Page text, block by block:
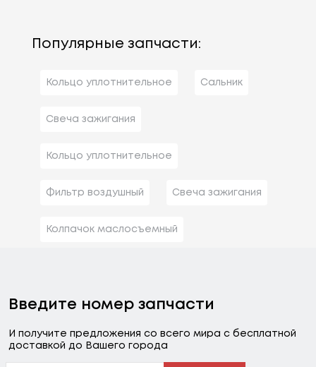
Популярные запчасти:
Кольцо уплотнительное Сальник
Свеча зажигания
Кольцо уплотнительное
Фильтр воздушный Свеча зажигания
Колпачок маслосъемный
Введите номер запчасти
И получите предложения со всего мира с бесплатной
доставкой до Вашего города